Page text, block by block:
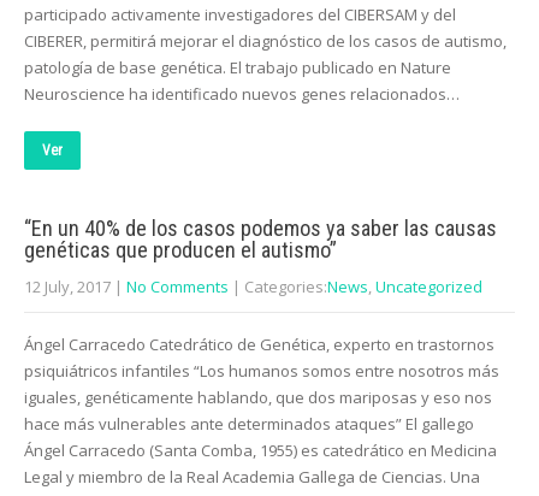
participado activamente investigadores del CIBERSAM y del
CIBERER, permitirá mejorar el diagnóstico de los casos de autismo,
patología de base genética. El trabajo publicado en Nature
Neuroscience ha identificado nuevos genes relacionados…
Ver
“En un 40% de los casos podemos ya saber las causas
genéticas que producen el autismo”
12 July, 2017 | No Comments | Categories:News,Uncategorized
Ángel Carracedo Catedrático de Genética, experto en trastornos
psiquiátricos infantiles “Los humanos somos entre nosotros más
iguales, genéticamente hablando, que dos mariposas y eso nos
hace más vulnerables ante determinados ataques” El gallego
Ángel Carracedo (Santa Comba, 1955) es catedrático en Medicina
Legal y miembro de la Real Academia Gallega de Ciencias. Una